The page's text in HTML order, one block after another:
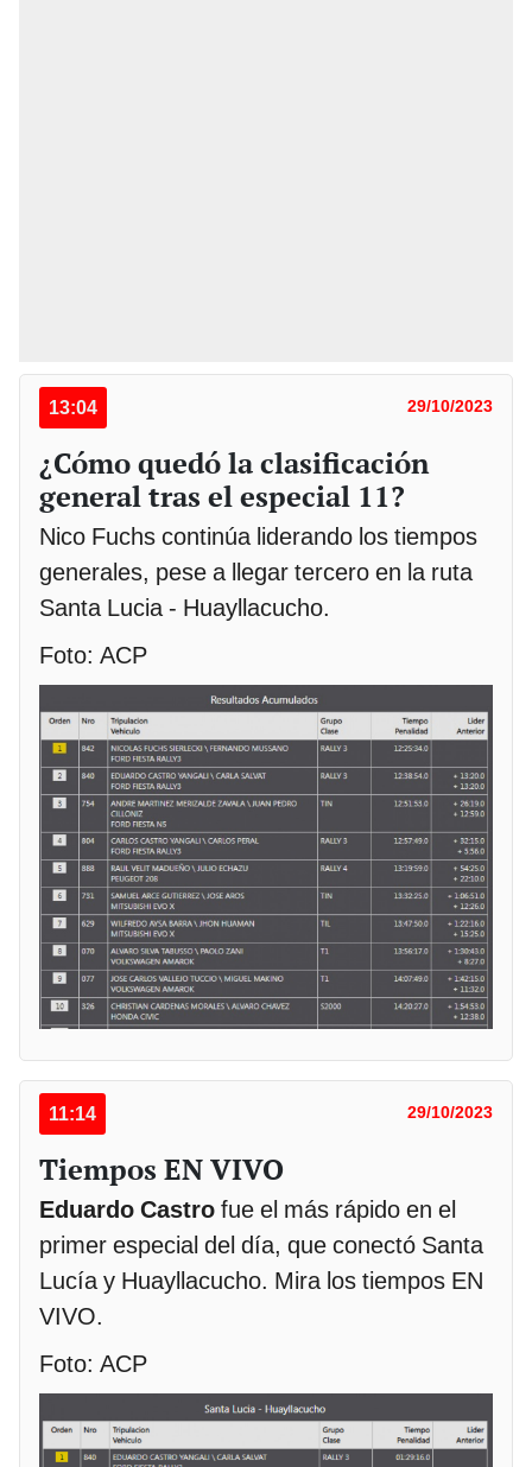
13:04 29/10/2023
¿Cómo quedó la clasificación
general tras el especial 11?
Nico Fuchs continúa liderando los tiempos
generales, pese a llegar tercero en la ruta
Santa Lucia - Huayllacucho.
Foto: ACP
11:14 29/10/2023
Tiempos EN VIVO
Eduardo Castro fue el más rápido en el
primer especial del día, que conectó Santa
Lucía y Huayllacucho. Mira los tiempos EN
VIVO.
Foto: ACP